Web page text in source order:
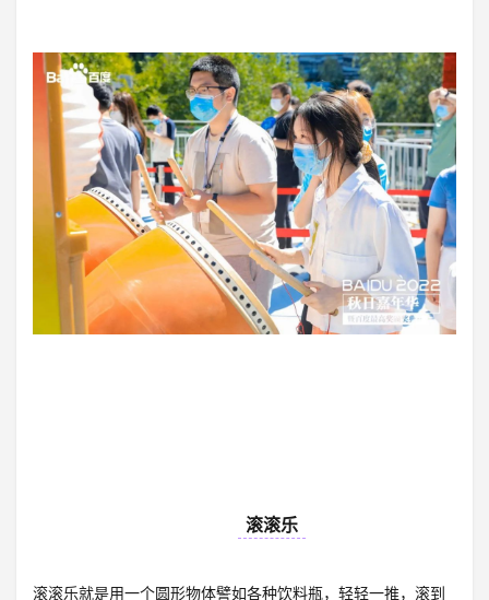
滚滚乐
滚滚乐就是用一个圆形物体譬如各种饮料瓶，轻轻一推，滚到